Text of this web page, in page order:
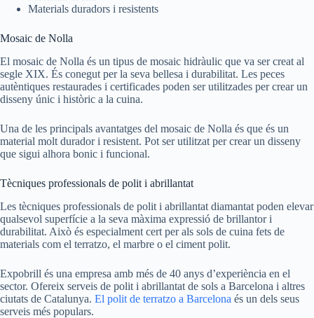
Materials duradors i resistents
Mosaic de Nolla
El mosaic de Nolla és un tipus de mosaic hidràulic que va ser creat al
segle XIX. És conegut per la seva bellesa i durabilitat. Les peces
autèntiques restaurades i certificades poden ser utilitzades per crear un
disseny únic i històric a la cuina.
Una de les principals avantatges del mosaic de Nolla és que és un
material molt durador i resistent. Pot ser utilitzat per crear un disseny
que sigui alhora bonic i funcional.
Tècniques professionals de polit i abrillantat
Les tècniques professionals de polit i abrillantat diamantat poden elevar
qualsevol superfície a la seva màxima expressió de brillantor i
durabilitat. Això és especialment cert per als sols de cuina fets de
materials com el terratzo, el marbre o el ciment polit.
Expobrill és una empresa amb més de 40 anys d’experiència en el
sector. Ofereix serveis de polit i abrillantat de sols a Barcelona i altres
ciutats de Catalunya. El polit de terratzo a Barcelona és un dels seus
serveis més populars.